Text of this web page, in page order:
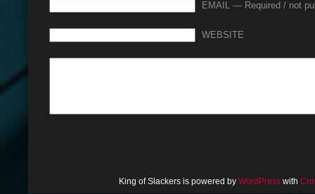
EMAIL — Required / not
WEBSITE
King of Slackers is powered by WordPresswith